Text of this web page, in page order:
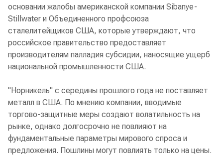
основании жалобы американской компании Sibanye-
Stillwater и Объединенного профсоюза
сталелитейщиков США, которые утверждают, что
российское правительство предоставляет
производителям палладия субсидии, наносящие ущерб
национальной промышленности США.
"Норникель" с середины прошлого года не поставляет
металл в США. По мнению компании, вводимые
торгово-защитные меры создают волатильность на
рынке, однако долгосрочно не повлияют на
фундаментальные параметры мирового спроса и
предложения. Пошлины могут повлиять только на цены.